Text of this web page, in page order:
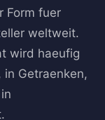
Form fuer
weltweit.
wird haeufig
Getraenken,